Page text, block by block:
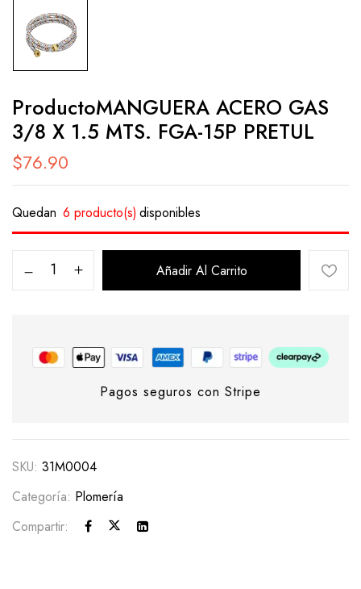
ProductoMANGUERA ACERO GAS
3/8 X 1.5 MTS. FGA-15P PRETUL
$76.90
Quedan 6 producto(s) disponibles
Añadir Al Carrito
Pagos seguros con Stripe
SKU: 31M0004
Categoría: Plomería
Compartir: